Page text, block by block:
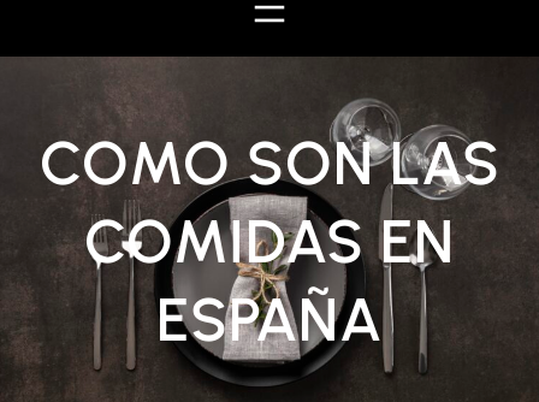
COMO SON LAS
COMIDAS EN
ESPAÑA